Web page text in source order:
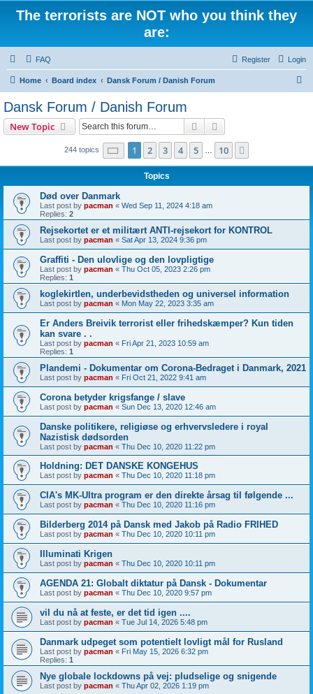
The terrorists are NOT who you think they
are:
FAQ Login
Register
Home Board index Dansk Forum / Danish Forum
Dansk Forum / Danish Forum
New Topic Search
244 topics Page 1of 10
1 2 3 4 5 10
Topics
Død over Danmark
Last post by pacman « Wed Sep 11, 2024 4:18 am
Replies: 2
Rejsekortet er et militært ANTI-rejsekort for KONTROL
Last post by pacman « Sat Apr 13, 2024 9:36 pm
Graffiti - Den ulovlige og den lovpligtige
Last post by pacman « Thu Oct 05, 2023 2:26 pm
Replies: 1
koglekirtlen, underbevidstheden og universel information
Last post by pacman « Mon May 22, 2023 3:35 am
Er Anders Breivik terrorist eller frihedskæmper? Kun tiden
kan svare . .
Last post by pacman « Fri Apr 21, 2023 10:59 am
Replies: 1
Plandemi - Dokumentar om Corona-Bedraget i Danmark, 2021
Last post by pacman « Fri Oct 21, 2022 9:41 am
Corona betyder krigsfange / slave
Last post by pacman « Sun Dec 13, 2020 12:46 am
Danske politikere, religiøse og erhvervsledere i royal
Nazistisk dødsorden
Last post by pacman « Thu Dec 10, 2020 11:22 pm
Holdning: DET DANSKE KONGEHUS
Last post by pacman « Thu Dec 10, 2020 11:18 pm
CIA's MK-Ultra program er den direkte årsag til følgende ...
Last post by pacman « Thu Dec 10, 2020 11:16 pm
Bilderberg 2014 på Dansk med Jakob på Radio FRIHED
Last post by pacman « Thu Dec 10, 2020 10:11 pm
Illuminati Krigen
Last post by pacman « Thu Dec 10, 2020 10:11 pm
AGENDA 21: Globalt diktatur på Dansk - Dokumentar
Last post by pacman « Thu Dec 10, 2020 9:57 pm
vil du nå at feste, er det tid igen ....
Last post by pacman « Tue Jul 14, 2026 5:48 pm
Danmark udpeget som potentielt lovligt mål for Rusland
Last post by pacman « Fri May 15, 2026 6:32 pm
Replies: 1
Nye globale lockdowns på vej: pludselige og snigende
Last post by pacman « Thu Apr 02, 2026 1:19 pm